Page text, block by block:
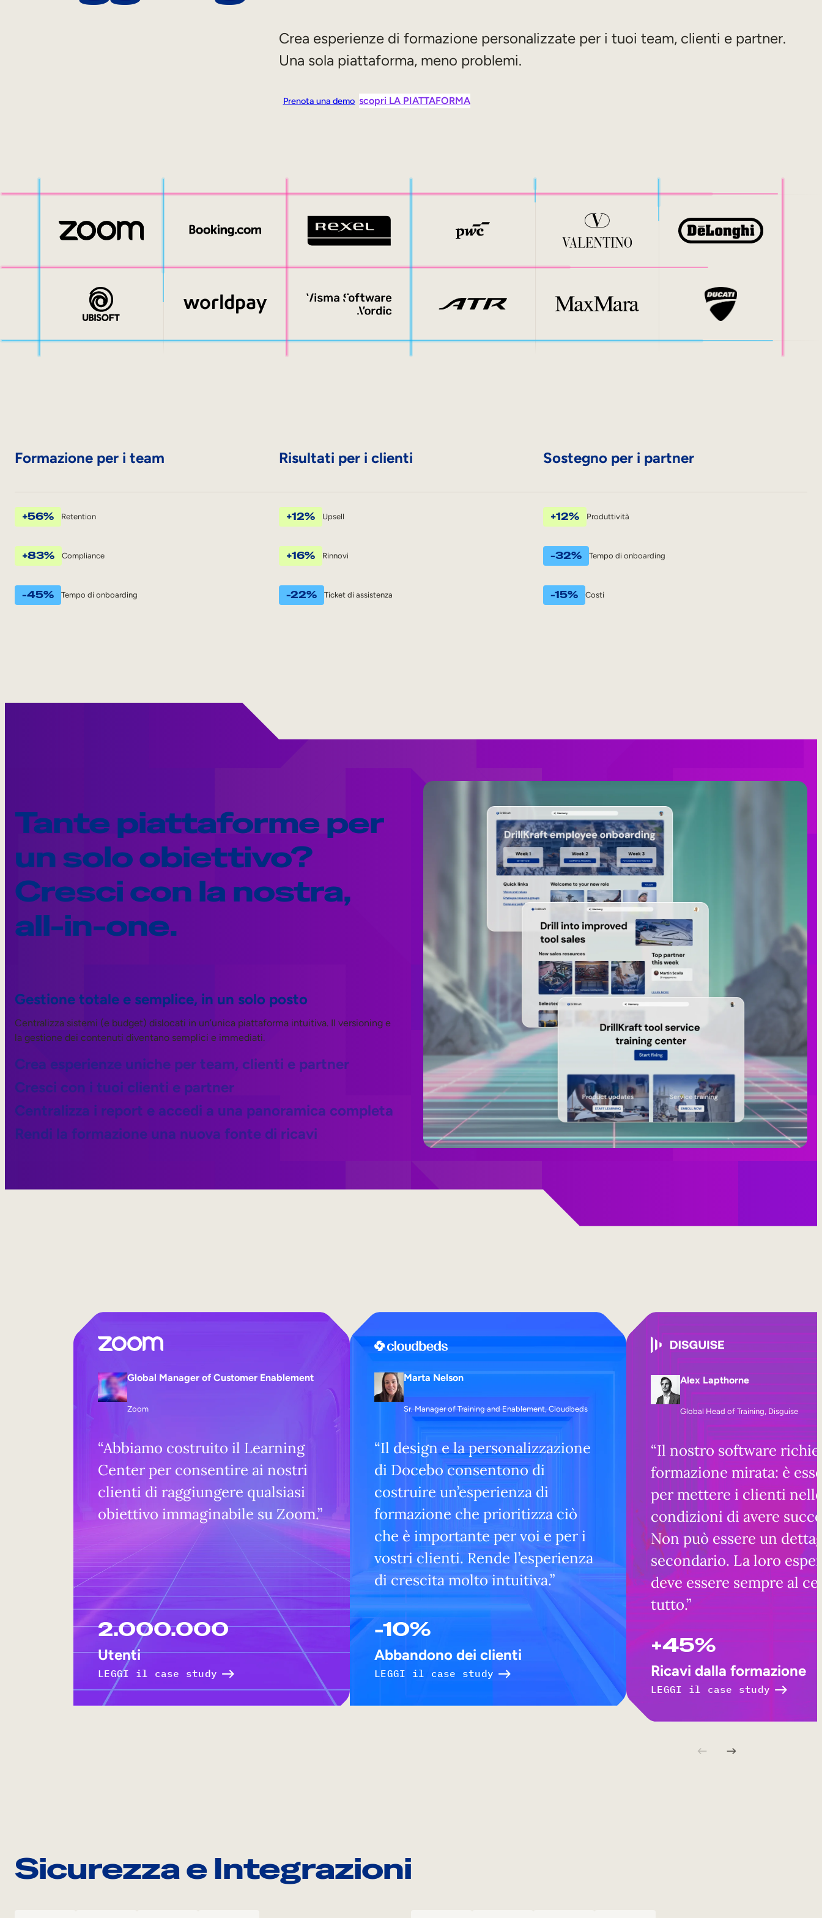
Crea esperienze di formazione personalizzate per i tuoi team, clienti e partner.
Una sola piattaforma, meno problemi.
Prenota una demo scopri LA PIATTAFORMA
Formazione per i team
+56% Retention
+83% Compliance
-45% Tempo di onboarding
Risultati per i clienti
+12% Upsell
+16% Rinnovi
-22% Ticket di assistenza
Sostegno per i partner
+12% Produttività
-32% Tempo di onboarding
-15% Costi
Tante piattaforme per
un solo obiettivo?
Cresci con la nostra,
all-in-one.
Gestione totale e semplice, in un solo posto
Centralizza sistemi (e budget) dislocati in un’unica piattaforma intuitiva. Il versioning e
la gestione dei contenuti diventano semplici e immediati.
Crea esperienze uniche per team, clienti e partner
Cresci con i tuoi clienti e partner
Centralizza i report e accedi a una panoramica completa
Rendi la formazione una nuova fonte di ricavi
Global Manager of Customer Enablement
Zoom
“Abbiamo costruito il Learning
Center per consentire ai nostri
clienti di raggiungere qualsiasi
obiettivo immaginabile su Zoom.”
2.000.000
Utenti
LEGGI il case study
Marta Nelson
Sr. Manager of Training and Enablement, Cloudbeds
“Il design e la personalizzazione
di Docebo consentono di
costruire un’esperienza di
formazione che prioritizza ciò
che è importante per voi e per i
vostri clienti. Rende l’esperienza
di crescita molto intuitiva.”
-10%
Abbandono dei clienti
LEGGI il case study
Alex Lapthorne
Global Head of Training, Disguise
“Il nostro software
formazione mirata: è
per mettere i clienti
condizioni di avere
Non può essere un
secondario. La loro
deve essere sempre al
tutto.”
+45%
Ricavi dalla formazione
LEGGI il case study
Sicurezza e Integrazioni